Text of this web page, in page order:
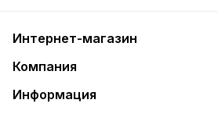
Интернет-магазин
Компания
Информация